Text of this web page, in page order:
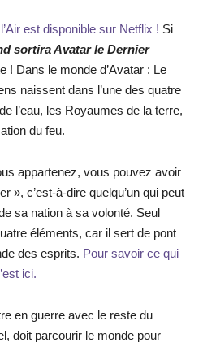
est disponible sur Netflix ! Si
sortiraAvatar le Dernier
! Dans le monde d’Avatar : Le
naissent dans l’une des quatre
l’eau, les Royaumes de la terre,
du feu.
appartenez, vous pouvez avoir
», c’est-à-dire quelqu’un qui peut
sa nation à sa volonté. Seul
éléments, car il sert de pont
des esprits. Pour savoir ce qui
ici.
en guerre avec le reste du
doit parcourir le monde pour